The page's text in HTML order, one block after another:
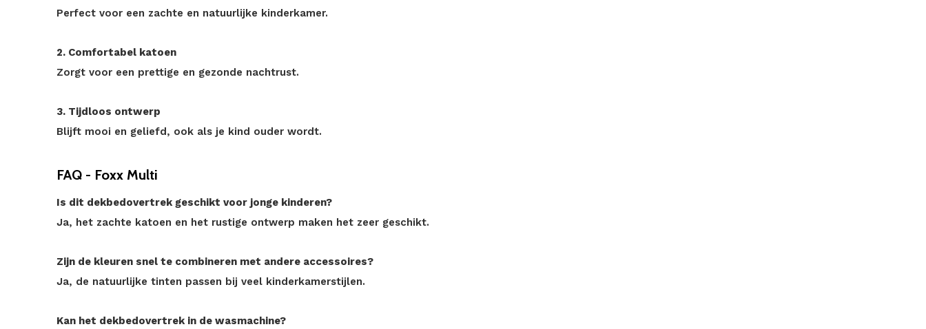
Perfect voor een zachte en natuurlijke kinderkamer.
2. Comfortabel katoen
Zorgt voor een prettige en gezonde nachtrust.
3. Tijdloos ontwerp
Blijft mooi en geliefd, ook als je kind ouder wordt.
FAQ - Foxx Multi
Is dit dekbedovertrek geschikt voor jonge kinderen?
Ja, het zachte katoen en het rustige ontwerp maken het zeer geschikt.
Zijn de kleuren snel te combineren met andere accessoires?
Ja, de natuurlijke tinten passen bij veel kinderkamerstijlen.
Kan het dekbedovertrek in de wasmachine?